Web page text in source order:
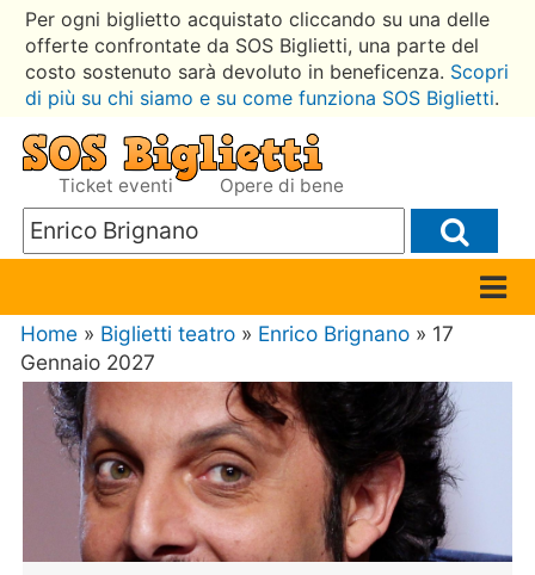
Per ogni biglietto acquistato cliccando su una delle
offerte confrontate da SOS Biglietti, una parte del
costo sostenuto sarà devoluto in beneficenza. Scopri
di più su chi siamo e su come funziona SOS Biglietti.
Ticket eventi Opere di bene
Home » Biglietti teatro » Enrico Brignano » 17
Gennaio 2027